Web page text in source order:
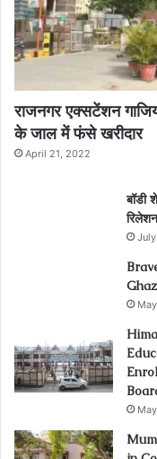
राजनगर एक्सटेंशन
के जाल में फंसे खरीदार
April 21, 2022
बॉडी